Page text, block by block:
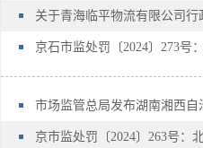
关于青海临平物流有限公司
京石市监处罚〔2024〕273号
市场监管总局发布湖南湘西
京市监处罚〔2024〕263号：